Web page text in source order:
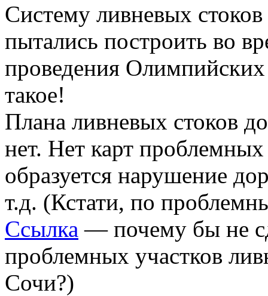
Систему ливневых
пытались построить во
проведения
такое!
Плана ливневых стоков
нет. Нет карт проблемных
образуется нарушение
т.д. (Кстати, по
Ссылка — почему бы не
проблемных участков
Сочи?)